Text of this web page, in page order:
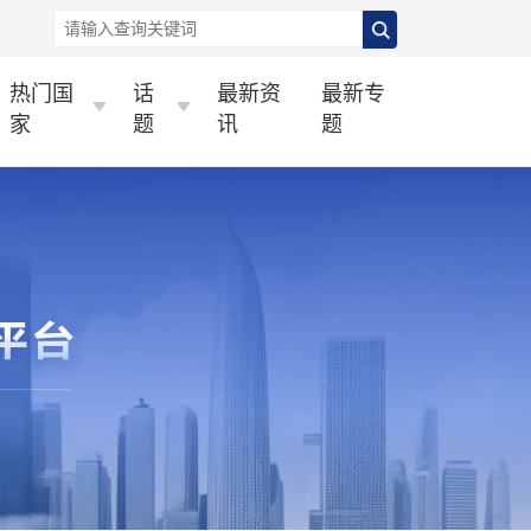
热门国
家
话
题
最新资
讯
最新专
题